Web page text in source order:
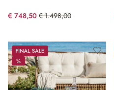
€ 748,50 € 1.498,00
(50.03% gespart)
Sale
%
%